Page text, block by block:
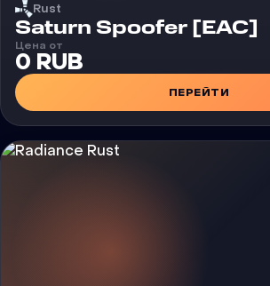
Rust
Чит
Saturn Spoofer [EAC]
Цена от
0 RUB
ПЕРЕЙТИ